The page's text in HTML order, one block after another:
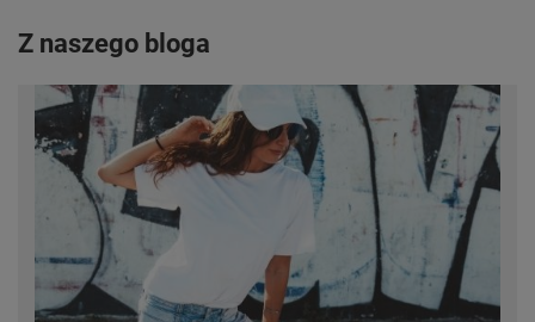
Z naszego bloga